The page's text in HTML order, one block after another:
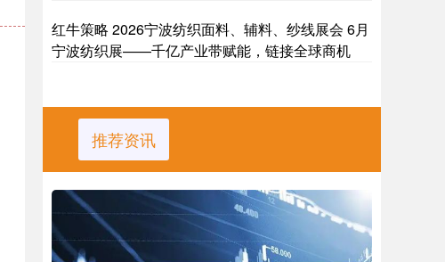
红牛策略 2026宁波纺织面料、辅料、纱线展会 6月
宁波纺织展——千亿产业带赋能，链接全球商机
推荐资讯